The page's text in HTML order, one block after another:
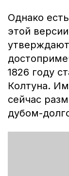
Однако
этой
1826 году
Колтуна.
сейчас
дубом-